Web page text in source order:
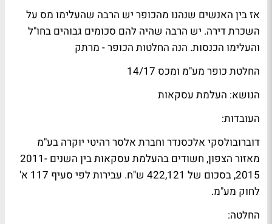
אז בין האנשים שנהנו מהכופר יש הרבה שהעלימו מס על
השכרת דירה. יש הרבה שהיה להם סכומים גבוהים בחו"ל
והעלימו הכנסות. הנה החלטות הכופר - מרתק
החלטת כופר מע"מ ומכס 14/17
הנושא: העלמת עסקאות
העובדות:
דוברובולסקי אלכסנדר וחברת אלסר רהיטי יוקרה בע"מ
מאזור הצפון, חשודים בהעלמת עסקאות בין השנים 2011-
2015, בסכום של 422,121 ש"ח. עבירות לפי סעיף 117 א'
לחוק מע"מ.
החלטה: